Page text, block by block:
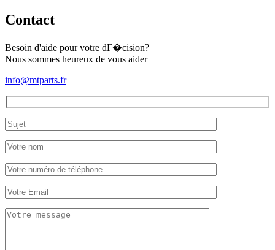
Contact
Besoin d'aide pour votre dГ�cision?
Nous sommes heureux de vous aider
info@mtparts.fr